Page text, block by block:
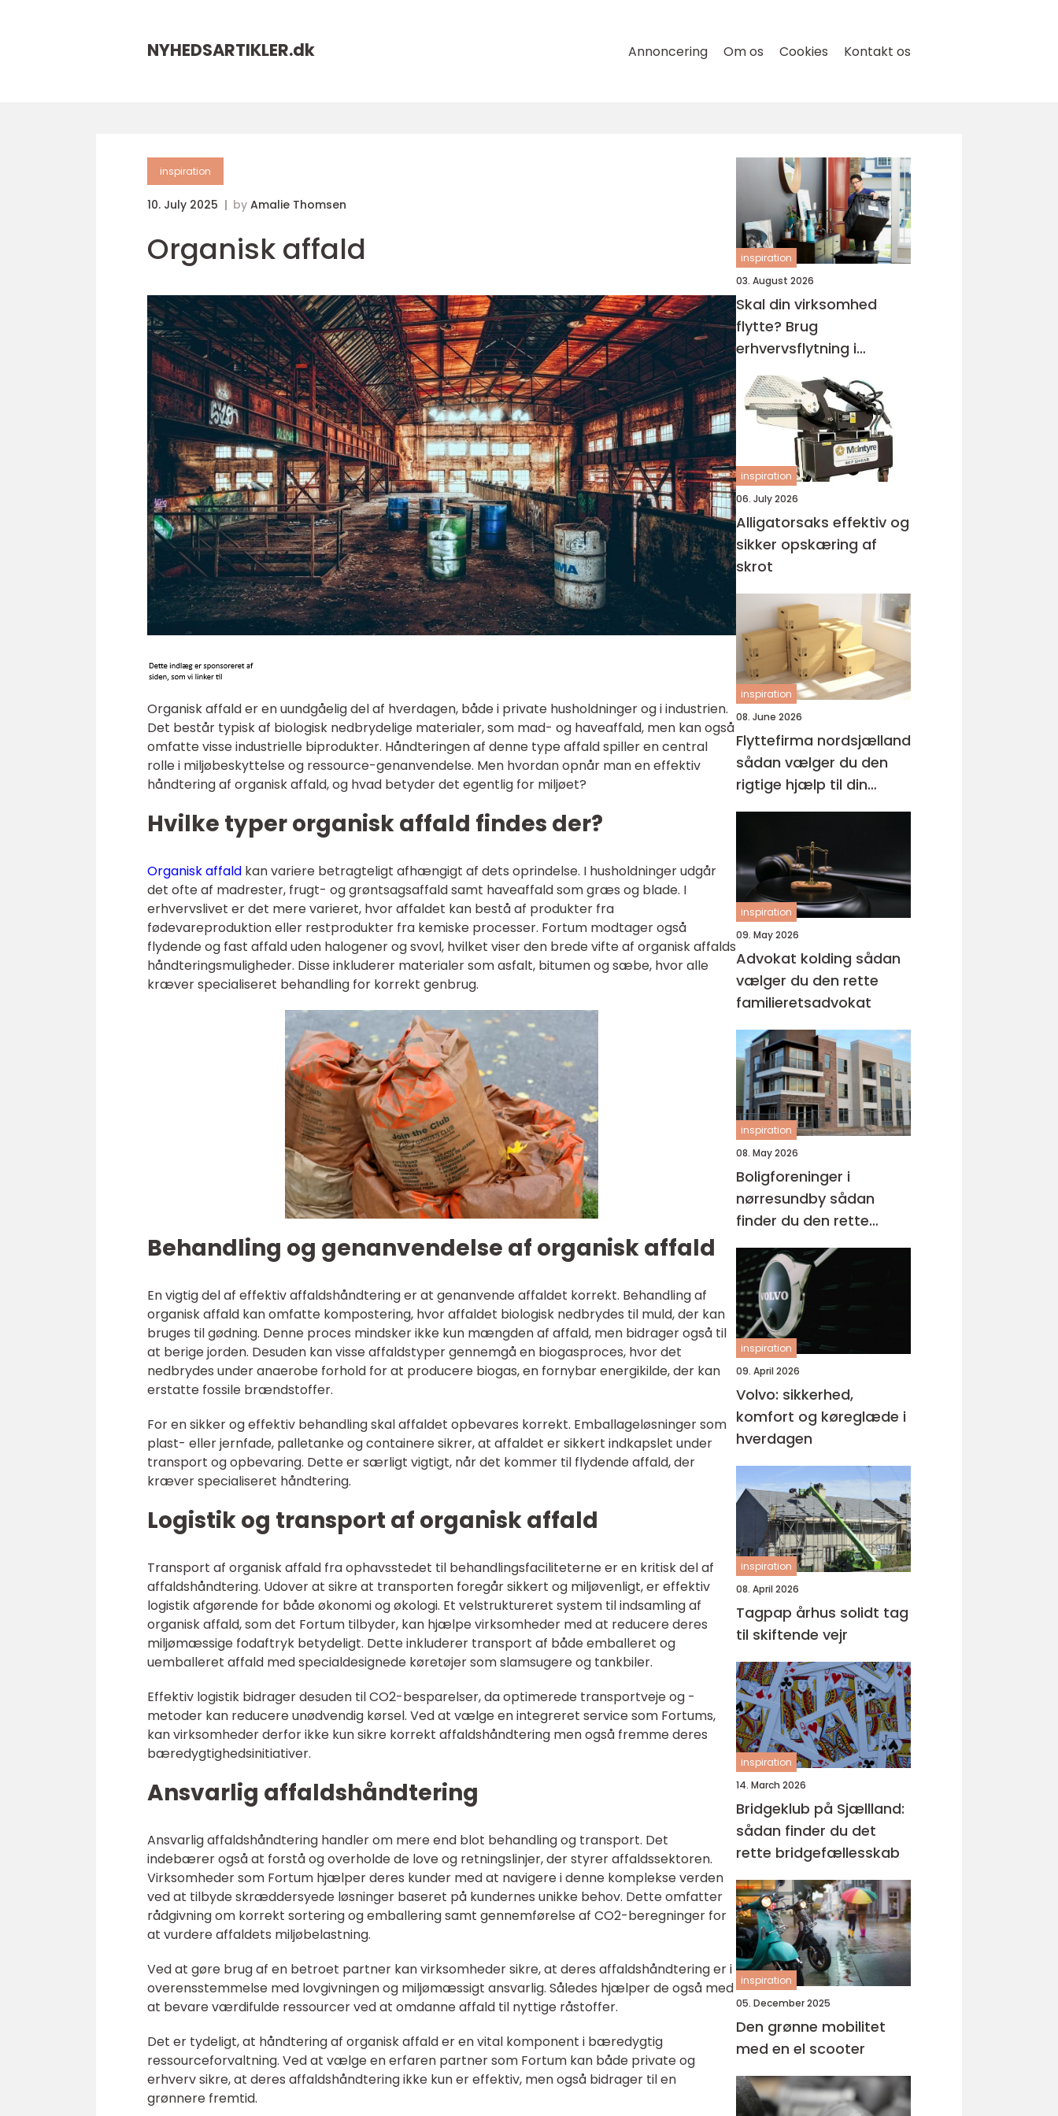
NYHEDSARTIKLER.dk Annoncering Om os Cookies Kontakt os
inspiration
10. July 2025 by Amalie Thomsen
Organisk affald
Organisk affald er en uundgåelig del af hverdagen, både i private husholdninger og i industrien.
Det består typisk af biologisk nedbrydelige materialer, som mad- og haveaffald, men kan også
omfatte visse industrielle biprodukter. Håndteringen af denne type affald spiller en central
rolle i miljøbeskyttelse og ressource-genanvendelse. Men hvordan opnår man en effektiv
håndtering af organisk affald, og hvad betyder det egentlig for miljøet?
Hvilke typer organisk affald findes der?
Organisk affald kan variere betragteligt afhængigt af dets oprindelse. I husholdninger udgår
det ofte af madrester, frugt- og grøntsagsaffald samt haveaffald som græs og blade. I
erhvervslivet er det mere varieret, hvor affaldet kan bestå af produkter fra
fødevareproduktion eller restprodukter fra kemiske processer. Fortum modtager også
flydende og fast affald uden halogener og svovl, hvilket viser den brede vifte af organisk affalds
håndteringsmuligheder. Disse inkluderer materialer som asfalt, bitumen og sæbe, hvor alle
kræver specialiseret behandling for korrekt genbrug.
Behandling og genanvendelse af organisk affald
En vigtig del af effektiv affaldshåndtering er at genanvende affaldet korrekt. Behandling af
organisk affald kan omfatte kompostering, hvor affaldet biologisk nedbrydes til muld, der kan
bruges til gødning. Denne proces mindsker ikke kun mængden af affald, men bidrager også til
at berige jorden. Desuden kan visse affaldstyper gennemgå en biogasproces, hvor det
nedbrydes under anaerobe forhold for at producere biogas, en fornybar energikilde, der kan
erstatte fossile brændstoffer.
For en sikker og effektiv behandling skal affaldet opbevares korrekt. Emballageløsninger som
plast- eller jernfade, palletanke og containere sikrer, at affaldet er sikkert indkapslet under
transport og opbevaring. Dette er særligt vigtigt, når det kommer til flydende affald, der
kræver specialiseret håndtering.
Logistik og transport af organisk affald
Transport af organisk affald fra ophavsstedet til behandlingsfaciliteterne er en kritisk del af
affaldshåndtering. Udover at sikre at transporten foregår sikkert og miljøvenligt, er effektiv
logistik afgørende for både økonomi og økologi. Et velstruktureret system til indsamling af
organisk affald, som det Fortum tilbyder, kan hjælpe virksomheder med at reducere deres
miljømæssige fodaftryk betydeligt. Dette inkluderer transport af både emballeret og
uemballeret affald med specialdesignede køretøjer som slamsugere og tankbiler.
Effektiv logistik bidrager desuden til CO2-besparelser, da optimerede transportveje og -
metoder kan reducere unødvendig kørsel. Ved at vælge en integreret service som Fortums,
kan virksomheder derfor ikke kun sikre korrekt affaldshåndtering men også fremme deres
bæredygtighedsinitiativer.
Ansvarlig affaldshåndtering
Ansvarlig affaldshåndtering handler om mere end blot behandling og transport. Det
indebærer også at forstå og overholde de love og retningslinjer, der styrer affaldssektoren.
Virksomheder som Fortum hjælper deres kunder med at navigere i denne komplekse verden
ved at tilbyde skræddersyede løsninger baseret på kundernes unikke behov. Dette omfatter
rådgivning om korrekt sortering og emballering samt gennemførelse af CO2-beregninger for
at vurdere affaldets miljøbelastning.
Ved at gøre brug af en betroet partner kan virksomheder sikre, at deres affaldshåndtering er i
overensstemmelse med lovgivningen og miljømæssigt ansvarlig. Således hjælper de også med
at bevare værdifulde ressourcer ved at omdanne affald til nyttige råstoffer.
Det er tydeligt, at håndtering af organisk affald er en vital komponent i bæredygtig
ressourceforvaltning. Ved at vælge en erfaren partner som Fortum kan både private og
erhverv sikre, at deres affaldshåndtering ikke kun er effektiv, men også bidrager til en
grønnere fremtid.
inspiration
03. August 2026
Skal din virksomhed
flytte? Brug
erhvervsflytning i
Holstebro
inspiration
06. July 2026
Alligatorsaks effektiv og
sikker opskæring af
skrot
inspiration
08. June 2026
Flyttefirma nordsjælland
sådan vælger du den
rigtige hjælp til din
flytning
inspiration
09. May 2026
Advokat kolding sådan
vælger du den rette
familieretsadvokat
inspiration
08. May 2026
Boligforeninger i
nørresundby sådan
finder du den rette
lejebolig
inspiration
09. April 2026
Volvo: sikkerhed,
komfort og køreglæde i
hverdagen
inspiration
08. April 2026
Tagpap århus solidt tag
til skiftende vejr
inspiration
14. March 2026
Bridgeklub på Sjællland:
sådan finder du det
rette bridgefællesskab
inspiration
05. December 2025
Den grønne mobilitet
med en el scooter